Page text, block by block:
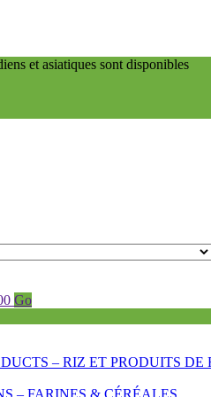
et asiatiques sont disponibles
Go
– RIZ ET PRODUITS DE
– FARINES & CÉRÉALES